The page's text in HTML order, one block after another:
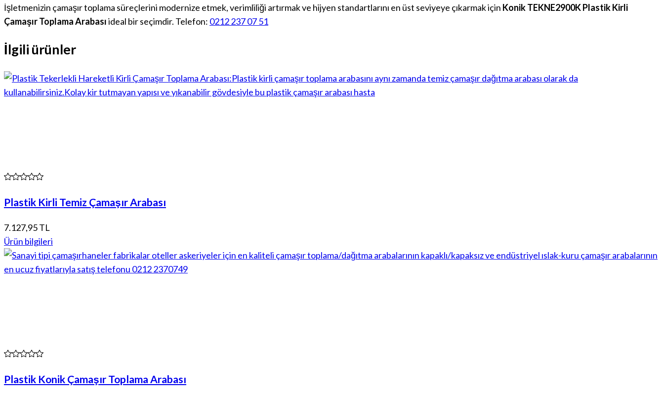
İşletmenizin çamaşır toplama süreçlerini modernize etmek, verimliliği artırmak ve hijyen standartlarını en üst seviyeye çıkarmak için Konik TEKNE2900K Plastik Kirli
Çamaşır Toplama Arabasıideal bir seçimdir. Telefon: 0212 237 07 51
İlgili ürünler
Plastik Kirli Temiz Çamaşır Arabası
7.127,95 TL
Ürün bilgileri
Plastik Konik Çamaşır Toplama Arabası